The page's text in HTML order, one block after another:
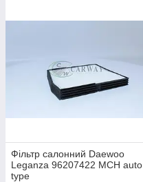
Фільтр салонний Daewoo
Leganza 96207422 MCH auto
type